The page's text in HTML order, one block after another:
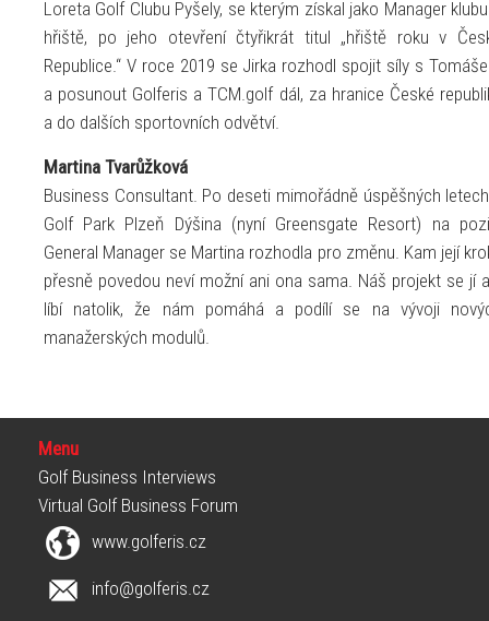
Loreta Golf Clubu Pyšely, se kterým získal jako Manager
hřiště, po jeho otevření čtyřikrát titul „hřiště roku v
Republice.“ V roce 2019 se Jirka rozhodl spojit síly s
a posunout Golferis a TCM.golf dál, za hranice České
a do dalších sportovních odvětví.
Martina Tvarůžková
Business Consultant. Po deseti mimořádně úspěšných
Golf Park Plzeň Dýšina (nyní Greensgate Resort) na
General Manager se Martina rozhodla pro změnu. Kam její
přesně povedou neví možní ani ona sama. Náš projekt se jí
líbí natolik, že nám pomáhá a podílí se na vývoji
manažerských modulů.
Menu
Golf Business Interviews
Virtual Golf Business Forum
www.golferis.cz
info@golferis.cz